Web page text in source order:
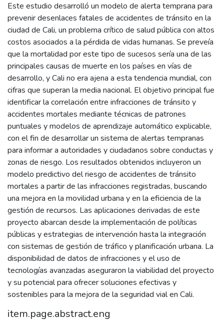
Este estudio desarrolló un modelo de alerta temprana para
prevenir desenlaces fatales de accidentes de tránsito en la
ciudad de Cali, un problema crítico de salud pública con altos
costos asociados a la pérdida de vidas humanas. Se preveía
que la mortalidad por este tipo de sucesos sería una de las
principales causas de muerte en los países en vías de
desarrollo, y Cali no era ajena a esta tendencia mundial, con
cifras que superan la media nacional. El objetivo principal fue
identificar la correlación entre infracciones de tránsito y
accidentes mortales mediante técnicas de patrones
puntuales y modelos de aprendizaje automático explicable,
con el fin de desarrollar un sistema de alertas tempranas
para informar a autoridades y ciudadanos sobre conductas y
zonas de riesgo. Los resultados obtenidos incluyeron un
modelo predictivo del riesgo de accidentes de tránsito
mortales a partir de las infracciones registradas, buscando
una mejora en la movilidad urbana y en la eficiencia de la
gestión de recursos. Las aplicaciones derivadas de este
proyecto abarcan desde la implementación de políticas
públicas y estrategias de intervención hasta la integración
con sistemas de gestión de tráfico y planificación urbana. La
disponibilidad de datos de infracciones y el uso de
tecnologías avanzadas aseguraron la viabilidad del proyecto
y su potencial para ofrecer soluciones efectivas y
sostenibles para la mejora de la seguridad vial en Cali.
item.page.abstract.eng